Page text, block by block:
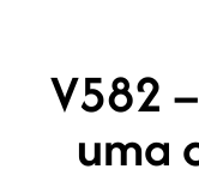
V582
uma